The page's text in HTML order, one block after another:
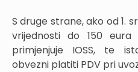
S druge strane, ako od 1.
vrijednosti do 150
primjenjuje IOSS, te
obvezni platiti PDV pri